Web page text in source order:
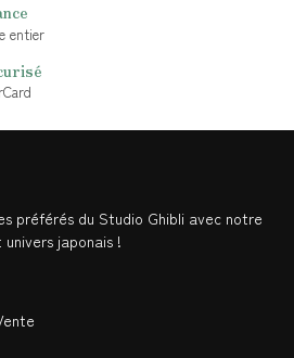
entier
préférés du Studio Ghibli avec notre
japonais !